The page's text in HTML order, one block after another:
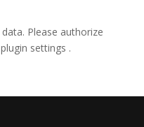
Please authorize
plugin settings .